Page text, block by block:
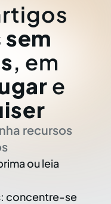
sem
, em
e
recursos
ou leia
: concentre-se